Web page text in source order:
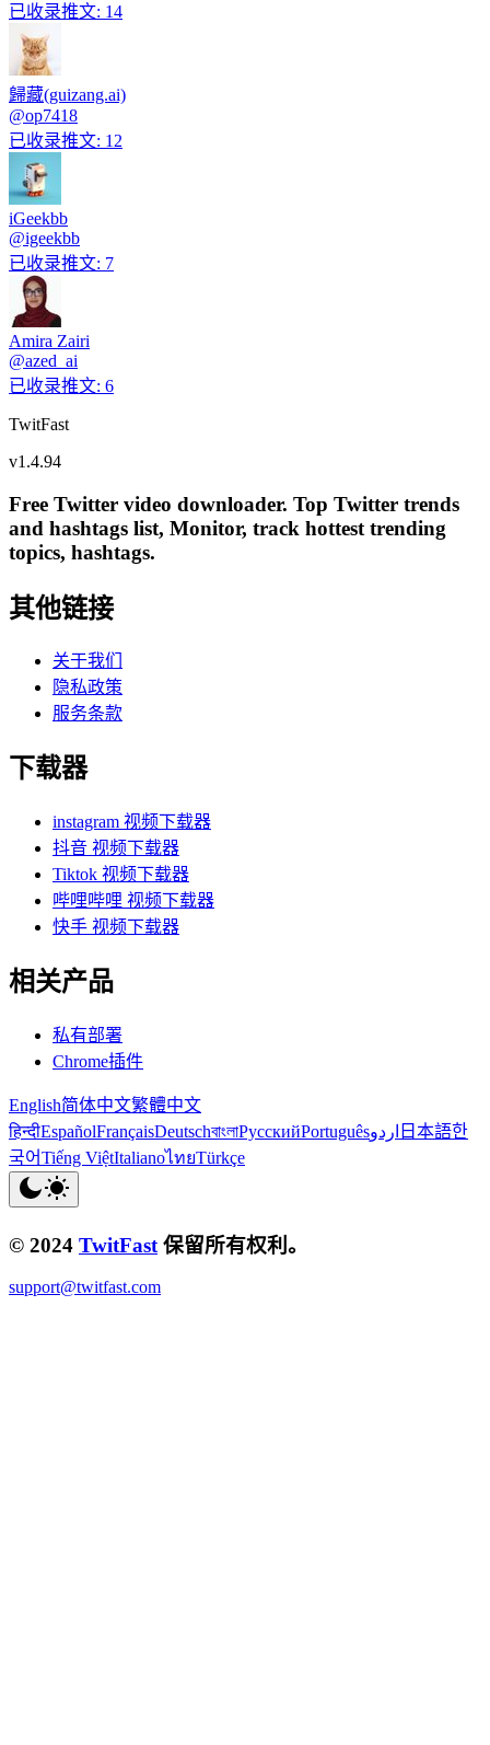
已收录推文: 14
歸藏(guizang.ai)
@op7418
已收录推文: 12
iGeekbb
@igeekbb
已收录推文: 7
Amira Zairi
@azed_ai
已收录推文: 6
TwitFast
v1.4.94
Free Twitter video downloader. Top Twitter trends
and hashtags list, Monitor, track hottest trending
topics, hashtags.
其他链接
关于我们
隐私政策
服务条款
下载器
instagram 视频下载器
抖音 视频下载器
Tiktok 视频下载器
哔哩哔哩 视频下载器
快手 视频下载器
相关产品
私有部署
Chrome插件
English简体中文繁體中文
हिन्दीEspañolFrançaisDeutschবাংলাРусскийPortuguêsاردو 日本語한
국어Tiếng ViệtItalianoไทยTürkçe
© 2024 TwitFast 保留所有权利。
support@twitfast.com